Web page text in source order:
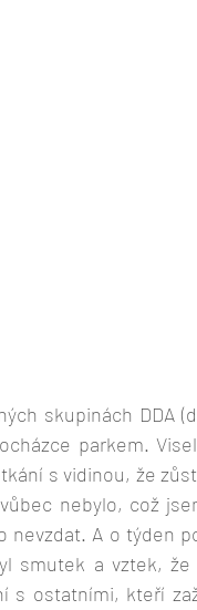
skupinách DDA
parkem.
s vidinou, že
nebylo, což
A o týden
smutek a vztek,
s ostatními, kteří